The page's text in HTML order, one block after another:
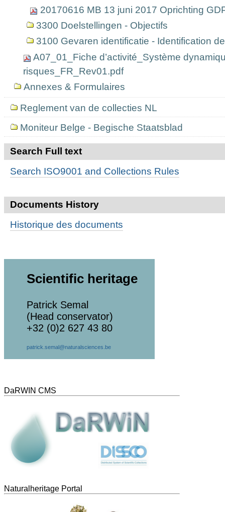
20170616 MB 13 juni 2017 Oprichting
3300 Doelstellingen - Objectifs
3100 Gevaren identificatie - Identification
A07_01_Fiche d’activité_Système
risques_FR_Rev01.pdf
Annexes & Formulaires
Reglement van de collecties NL
Moniteur Belge - Begische Staatsblad
Search Full text
Search ISO9001 and Collections Rules
Documents History
Historique des documents
Scientific heritage
Patrick Semal
(Head conservator)
+32 (0)2 627 43 80
patrick.semal@naturalsciences.be
DaRWIN CMS
Naturalheritage Portal